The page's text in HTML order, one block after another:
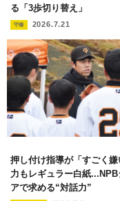
る「3歩切り替え」
守備 2026.7.21
押し付け指導が「すごく
力もレギュラー白紙...NPB
アで求める“対話力”